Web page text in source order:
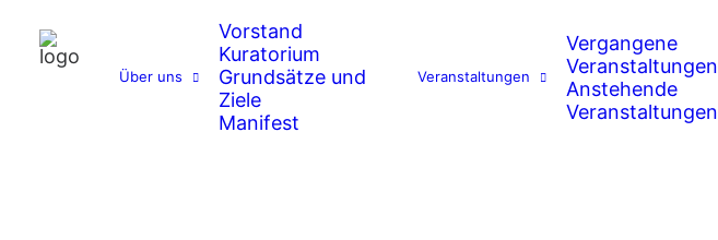
Über uns
Vorstand
Kuratorium
Grundsätze und
Ziele
Manifest
Veranstaltungen
Vergangene
Veranstaltungen
Anstehende
Veranstaltungen